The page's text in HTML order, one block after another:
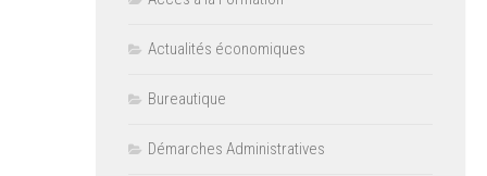
Actualités économiques
Bureautique
Démarches Administratives